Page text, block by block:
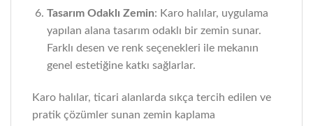
Tasarım Odaklı Zemin: Karo halılar, uygulama
yapılan alana tasarım odaklı bir zemin sunar.
Farklı desen ve renk seçenekleri ile mekanın
genel estetiğine katkı sağlarlar.
Karo halılar, ticari alanlarda sıkça tercih edilen ve
pratik çözümler sunan zemin kaplama